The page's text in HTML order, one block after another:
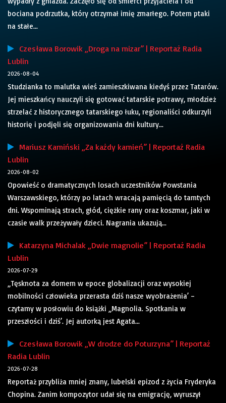
bociana podrzutka, który otrzymał imię zmarłego. Potem ptaki
na stałe...
Czesława Borowik „Droga na mizar” | Reportaż Radia
Lublin
2026-08-04
Studzianka to malutka wieś zamieszkiwana kiedyś przez Tatarów.
Jej mieszkańcy nauczyli się gotować tatarskie potrawy, młodzież
strzelać z historycznego tatarskiego łuku, regionaliści odkurzyli
historię i podjęli się organizowania dni kultury...
Mariusz Kamiński „Za każdy kamień” | Reportaż Radia
Lublin
2026-08-02
Opowieść o dramatycznych losach uczestników Powstania
Warszawskiego, którzy po latach wracają pamięcią do tamtych
dni. Wspominają strach, głód, ciężkie rany oraz koszmar, jaki w
czasie walk przeżywały dzieci. Nagrania ukazują...
Katarzyna Michalak „Dwie magnolie” | Reportaż Radia
Lublin
2026-07-29
„Tęsknota za domem w epoce globalizacji oraz wysokiej
mobilności człowieka przerasta dziś nasze wyobrażenia’ –
czytamy w posłowiu do książki „Magnolia. Spotkania w
przeszłości i dziś’. Jej autorką jest Agata...
Czesława Borowik „W drodze do Poturzyna” | Reportaż
Radia Lublin
2026-07-28
Reportaż przybliża mniej znany, lubelski epizod z życia Fryderyka
Chopina. Zanim kompozytor udał się na emigrację, wyruszył